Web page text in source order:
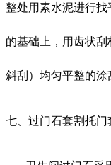
整处用素水泥进行
的基础上，用齿状
斜刮）均匀平整的涂
七、过门石套割托